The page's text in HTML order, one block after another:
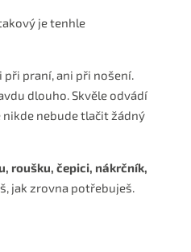
je tenhle
praní, ani při nošení.
dlouho. Skvěle odvádí
nebude tlačit žádný
roušku, čepici, nákrčník,
jak zrovna potřebuješ.